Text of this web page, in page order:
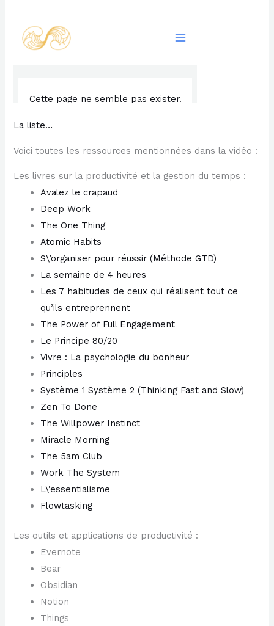
La liste…
Voici toutes les ressources mentionnées dans la vidéo :
Les livres sur la productivité et la gestion du temps :
Avalez le crapaud
Deep Work
The One Thing
Atomic Habits
S\’organiser pour réussir (Méthode GTD)
La semaine de 4 heures
Les 7 habitudes de ceux qui réalisent tout ce
qu’ils entreprennent
The Power of Full Engagement
Le Principe 80/20
Vivre : La psychologie du bonheur
Principles
Système 1 Système 2 (Thinking Fast and Slow)
Zen To Done
The Willpower Instinct
Miracle Morning
The 5am Club
Work The System
L\’essentialisme
Flowtasking
Les outils et applications de productivité :
Evernote
Bear
Obsidian
Notion
Things